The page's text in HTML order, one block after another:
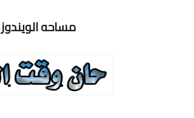
مساحه الويندوز 301 ميجا